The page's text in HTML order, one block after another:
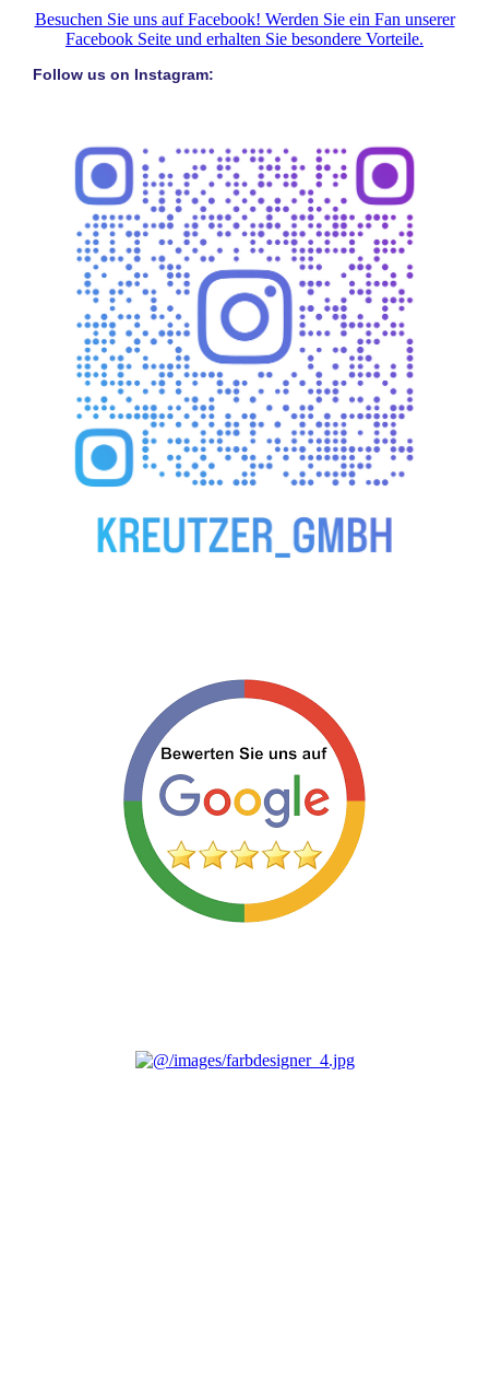
Besuchen Sie uns auf Facebook! Werden Sie ein Fan unserer
Facebook Seite und erhalten Sie besondere Vorteile.
Follow us on Instagram: